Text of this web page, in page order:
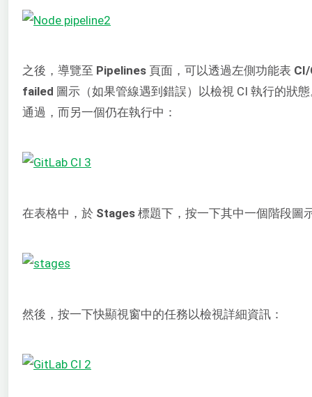
之後，導覽至 Pipelines 頁面，可以透過左側功能表
failed 圖示（如果管線遇到錯誤）以檢視 CI 執行的狀
通過，而另一個仍在執行中：
在表格中，於 Stages 標題下，按一下其中一個階段圖
然後，按一下快顯視窗中的任務以檢視詳細資訊：